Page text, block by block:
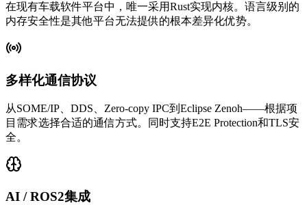
在现有车载软件平台中，唯一采用Rust实现内核。语言级别的
内存安全性是其他平台无法提供的根本差异化优势。
多样化通信协议
从SOME/IP、DDS、Zero-copy IPC到Eclipse Zenoh——根据项
目需求选择合适的通信方式。同时支持E2E Protection和TLS安
全。
AI / ROS2集成